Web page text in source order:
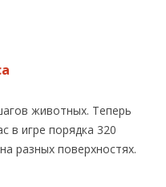
животных. Теперь
в игре порядка 320
разных поверхностях.